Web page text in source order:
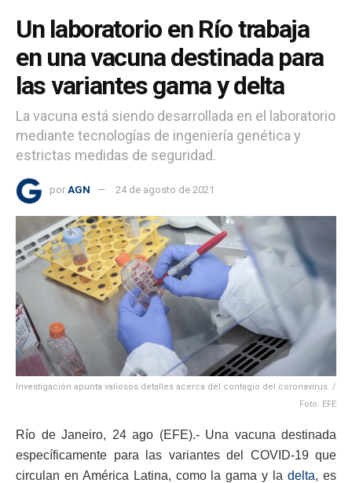
Un laboratorio en Río trabaja
en una vacuna destinada para
las variantes gama y delta
La vacuna está siendo desarrollada en el laboratorio
mediante tecnologías de ingeniería genética y
estrictas medidas de seguridad.
por AGN 24 de agosto de 2021
Investigación apunta valiosos detalles acerca del contagio del coronavirus. /
Foto: EFE
Río de Janeiro, 24 ago (EFE).- Una vacuna destinada
específicamente para las variantes del COVID-19 que
circulan en América Latina, como la gama y ladelta, es